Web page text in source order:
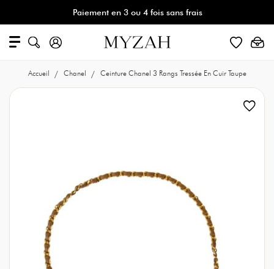
Paiement en 3 ou 4 fois sans frais
Accueil Chanel Ceinture Chanel 3 Rangs Tressée En Cuir Taupe